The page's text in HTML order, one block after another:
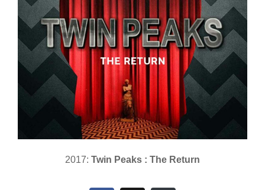
2017: Twin Peaks : The Return